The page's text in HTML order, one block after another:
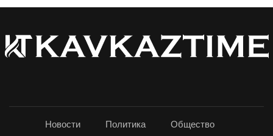
Новости Политика Общество